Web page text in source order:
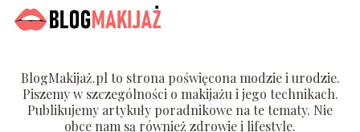
BlogMakijaż.pl to strona poświęcona modzie i urodzie.
Piszemy w szczególności o makijażu i jego technikach.
Publikujemy artykuły poradnikowe na te tematy. Nie
obce nam są również zdrowie i lifestyle.